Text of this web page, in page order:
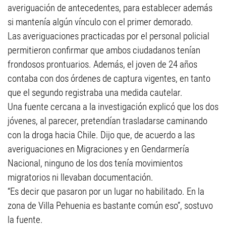
averiguación de antecedentes, para establecer además
si mantenía algún vínculo con el primer demorado.
Las averiguaciones practicadas por el personal policial
permitieron confirmar que ambos ciudadanos tenían
frondosos prontuarios. Además, el joven de 24 años
contaba con dos órdenes de captura vigentes, en tanto
que el segundo registraba una medida cautelar.
Una fuente cercana a la investigación explicó que los dos
jóvenes, al parecer, pretendían trasladarse caminando
con la droga hacia Chile. Dijo que, de acuerdo a las
averiguaciones en Migraciones y en Gendarmería
Nacional, ninguno de los dos tenía movimientos
migratorios ni llevaban documentación.
“Es decir que pasaron por un lugar no habilitado. En la
zona de Villa Pehuenia es bastante común eso”, sostuvo
la fuente.